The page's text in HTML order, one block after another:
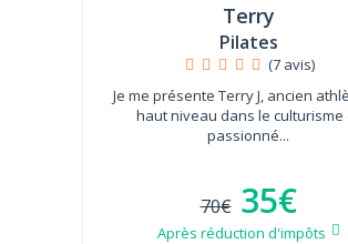
Terry
Pilates
(7 avis)
Je me présente Terry J, ancien
haut niveau dans le culturisme
passionné...
70€ 35€
Après réduction d'impôts